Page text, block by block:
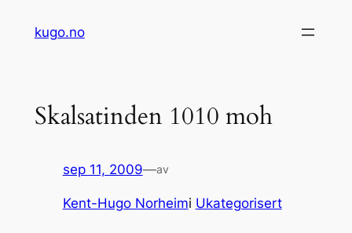
kugo.no
Skalsatinden 1010 moh
sep 11, 2009—av
Kent-Hugo Norheimi Ukategorisert